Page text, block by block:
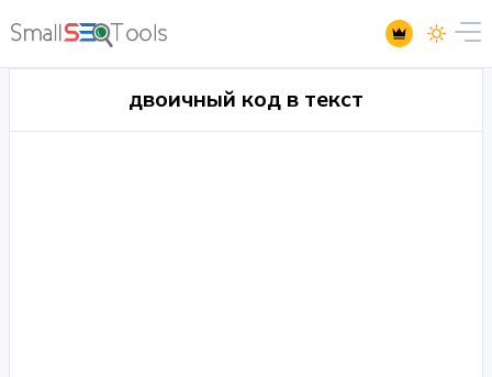
двоичный код в текст